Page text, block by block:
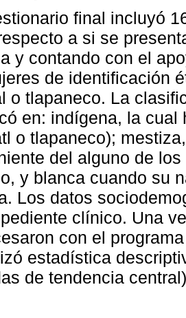
final incluyó
a si se
y contando con el
de identificación
o tlapaneco. La
en: indígena, la cual
o tlapaneco);
del alguno de
y blanca cuando su
Los datos
clínico. Una
con el
estadística
de tendencia